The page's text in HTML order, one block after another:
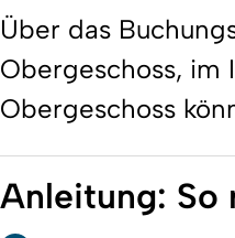
Über das
Obergeschoss, im
Obergeschoss
Anleitung: So